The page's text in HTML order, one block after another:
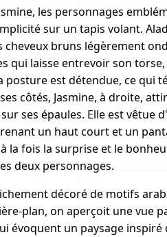
les personnages
sur un tapis volant.
cheveux bruns légèrement
qui laisse entrevoir son torse,
posture est détendue, ce qui
côtés, Jasmine, à droite,
ses épaules. Elle est vêtue
un haut court et un
la fois la surprise et le
deux personnages.
décoré de motifs
plan, on aperçoit une vue
évoquent un paysage inspiré